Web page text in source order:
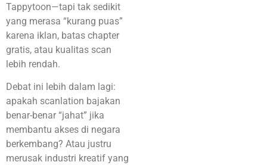
Tappytoon—tapi tak sedikit
yang merasa “kurang puas”
karena iklan, batas chapter
gratis, atau kualitas scan
lebih rendah.
Debat ini lebih dalam lagi:
apakah scanlation bajakan
benar-benar “jahat” jika
membantu akses di negara
berkembang? Atau justru
merusak industri kreatif yang